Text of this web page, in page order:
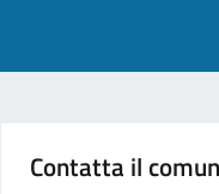
Contatta il